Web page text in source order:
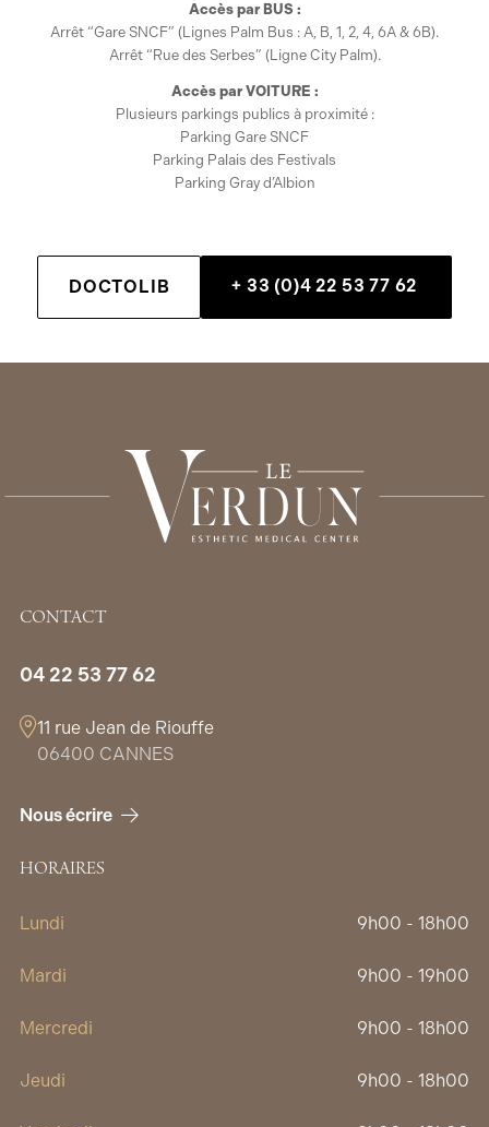
Accès par BUS :
Arrêt “Gare SNCF” (Lignes Palm Bus : A, B, 1, 2, 4, 6A & 6B).
Arrêt “Rue des Serbes” (Ligne City Palm).
Accès par VOITURE :
Plusieurs parkings publics à proximité :
Parking Gare SNCF
Parking Palais des Festivals
Parking Gray d’Albion
DOCTOLIB + 33 (0)4 22 53 77 62
CONTACT
04 22 53 77 62
11 rue Jean de Riouffe
06400 CANNES
Nous écrire
HORAIRES
Lundi 9h00 - 18h00
Mardi 9h00 - 19h00
Mercredi 9h00 - 18h00
Jeudi 9h00 - 18h00